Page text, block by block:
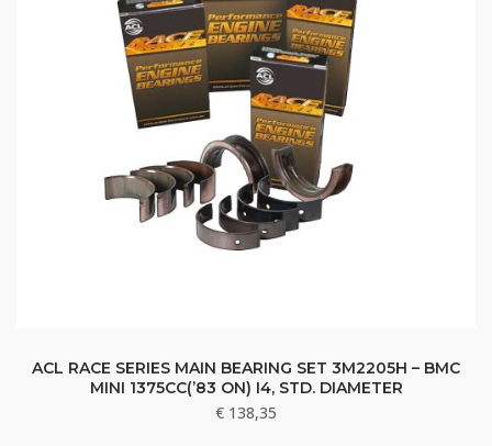
ACL RACE SERIES MAIN BEARING SET 3M2205H – BMC
MINI 1375CC(’83 ON) I4, STD. DIAMETER
€ 138,35